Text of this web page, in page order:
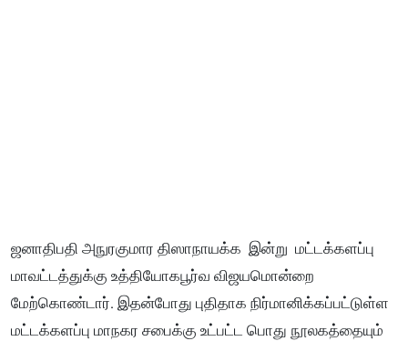
ஜனாதிபதி அநுரகுமார திஸாநாயக்க இன்று மட்டக்களப்பு
மாவட்டத்துக்கு உத்தியோகபூர்வ விஜயமொன்றை
மேற்கொண்டார். இதன்போது புதிதாக நிர்மானிக்கப்பட்டுள்ள
மட்டக்களப்பு மாநகர சபைக்கு உட்பட்ட பொது நூலகத்தையும்